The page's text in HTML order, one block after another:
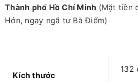
Thành phố Hồ Chí Minh (Mặt tiền
Hớn, ngay ngã tư Bà Điểm)
Kích thước
132